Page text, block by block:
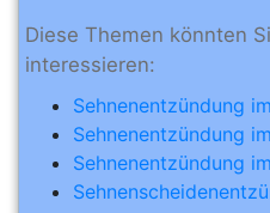
Diese Themen könnten
interessieren:
Sehnenentzündung
Sehnenentzündung
Sehnenentzündung